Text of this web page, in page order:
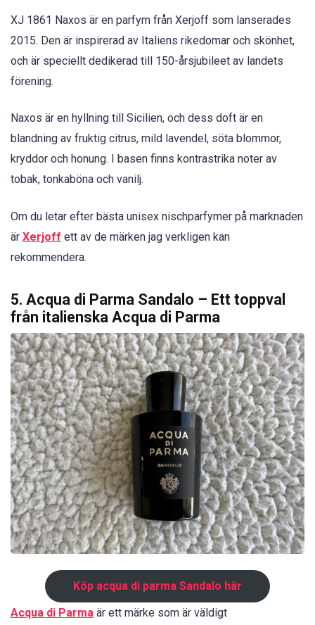
XJ 1861 Naxos är en parfym från Xerjoff som lanserades
2015. Den är inspirerad av Italiens rikedomar och skönhet,
och är speciellt dedikerad till 150-årsjubileet av landets
förening.
Naxos är en hyllning till Sicilien, och dess doft är en
blandning av fruktig citrus, mild lavendel, söta blommor,
kryddor och honung. I basen finns kontrastrika noter av
tobak, tonkaböna och vanilj.
Om du letar efter bästa unisex nischparfymer på marknaden
är Xerjoff ett av de märken jag verkligen kan
rekommendera.
5. Acqua di Parma Sandalo – Ett toppval
från italienska Acqua di Parma
Köp acqua di parma Sandalo här
Acqua di Parma är ett märke som är väldigt